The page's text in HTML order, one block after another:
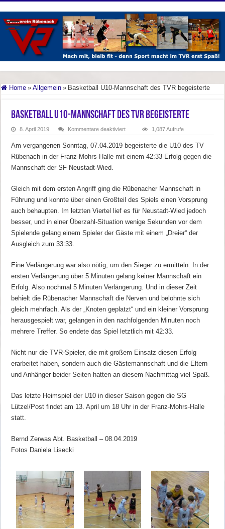
Home » Allgemein » Basketball U10-Mannschaft des TVR begeisterte
Basketball U10-Mannschaft des TVR begeisterte
8. April 2019 Kommentare deaktiviertfür
Mannschaft
des
TVR
1,087 Aufrufe
Am vergangenen Sonntag, 07.04.2019 begeisterte die U10 des TV
Rübenach in der Franz-Mohrs-Halle mit einem 42:33-Erfolg gegen die
Mannschaft der SF Neustadt-Wied.
Gleich mit dem ersten Angriff ging die Rübenacher Mannschaft in
Führung und konnte über einen Großteil des Spiels einen Vorsprung
auch behaupten. Im letzten Viertel lief es für Neustadt-Wied jedoch
besser, und in einer Überzahl-Situation wenige Sekunden vor dem
Spielende gelang einem Spieler der Gäste mit einem „Dreier“ der
Ausgleich zum 33:33.
Eine Verlängerung war also nötig, um den Sieger zu ermitteln. In der
ersten Verlängerung über 5 Minuten gelang keiner Mannschaft ein
Erfolg. Also nochmal 5 Minuten Verlängerung. Und in dieser Zeit
behielt die Rübenacher Mannschaft die Nerven und belohnte sich
gleich mehrfach. Als der „Knoten geplatzt“ und ein kleiner Vorsprung
herausgespielt war, gelangen in den nachfolgenden Minuten noch
mehrere Treffer. So endete das Spiel letztlich mit 42:33.
Nicht nur die TVR-Spieler, die mit großem Einsatz diesen Erfolg
erarbeitet haben, sondern auch die Gästemannschaft und die Eltern
und Anhänger beider Seiten hatten an diesem Nachmittag viel Spaß.
Das letzte Heimspiel der U10 in dieser Saison gegen die SG
Lützel/Post findet am 13. April um 18 Uhr in der Franz-Mohrs-Halle
statt.
Bernd Zerwas Abt. Basketball – 08.04.2019
Fotos Daniela Lisecki